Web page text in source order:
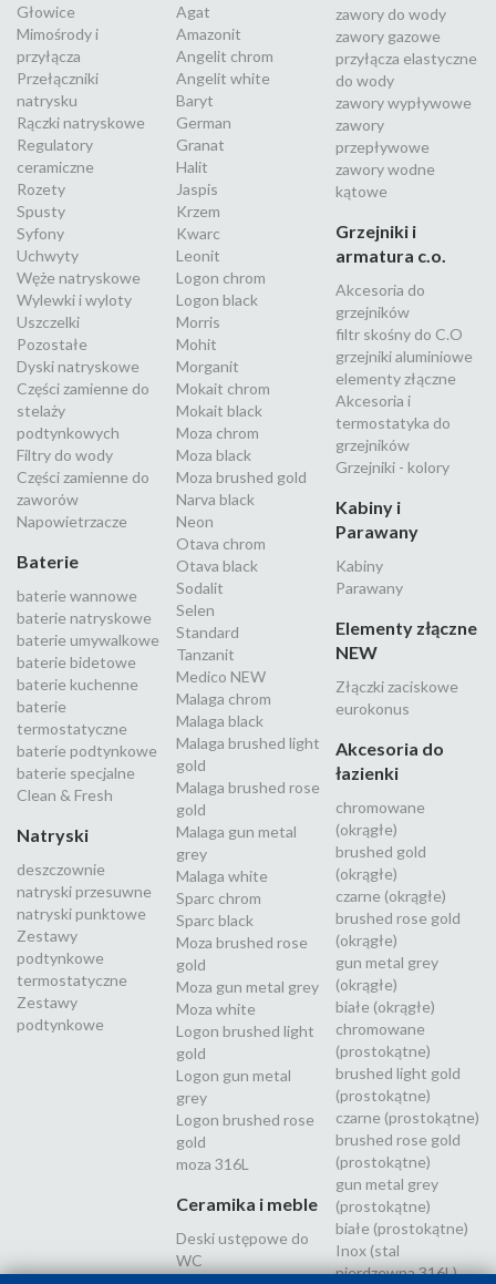
Głowice
Mimośrody i
przyłącza
Przełączniki
natrysku
Rączki natryskowe
Regulatory
ceramiczne
Rozety
Spusty
Syfony
Uchwyty
Węże natryskowe
Wylewki i wyloty
Uszczelki
Pozostałe
Dyski natryskowe
Części zamienne do
stelaży
podtynkowych
Filtry do wody
Części zamienne do
zaworów
Napowietrzacze
Baterie
baterie wannowe
baterie natryskowe
baterie umywalkowe
baterie bidetowe
baterie kuchenne
baterie
termostatyczne
baterie podtynkowe
baterie specjalne
Clean & Fresh
Natryski
deszczownie
natryski przesuwne
natryski punktowe
Zestawy
podtynkowe
termostatyczne
Zestawy
podtynkowe
Agat
Amazonit
Angelit chrom
Angelit white
Baryt
German
Granat
Halit
Jaspis
Krzem
Kwarc
Leonit
Logon chrom
Logon black
Morris
Mohit
Morganit
Mokait chrom
Mokait black
Moza chrom
Moza black
Moza brushed gold
Narva black
Neon
Otava chrom
Otava black
Sodalit
Selen
Standard
Tanzanit
Medico NEW
Malaga chrom
Malaga black
Malaga brushed light
gold
Malaga brushed rose
gold
Malaga gun metal
grey
Malaga white
Sparc chrom
Sparc black
Moza brushed rose
gold
Moza gun metal grey
Moza white
Logon brushed light
gold
Logon gun metal
grey
Logon brushed rose
gold
moza 316L
Ceramika i meble
Deski ustępowe do
WC
zawory do wody
zawory gazowe
przyłącza elastyczne
do wody
zawory wypływowe
zawory
przepływowe
zawory wodne
kątowe
Grzejniki i
armatura c.o.
Akcesoria do
grzejników
filtr skośny do C.O
grzejniki aluminiowe
elementy złączne
Akcesoria i
termostatyka do
grzejników
Grzejniki - kolory
Kabiny i
Parawany
Kabiny
Parawany
Elementy złączne
NEW
Złączki zaciskowe
eurokonus
Akcesoria do
łazienki
chromowane
(okrągłe)
brushed gold
(okrągłe)
czarne (okrągłe)
brushed rose gold
(okrągłe)
gun metal grey
(okrągłe)
białe (okrągłe)
chromowane
(prostokątne)
brushed light gold
(prostokątne)
czarne (prostokątne)
brushed rose gold
(prostokątne)
gun metal grey
(prostokątne)
białe (prostokątne)
Inox (stal
nierdzewna 316L)